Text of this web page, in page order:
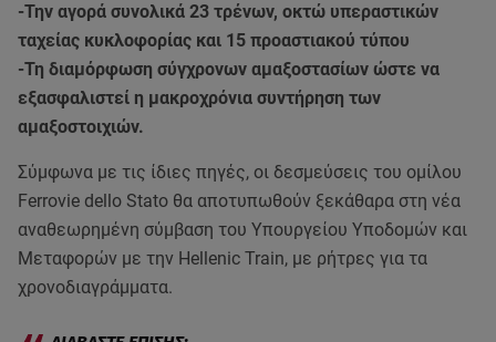
-Την αγορά συνολικά 23 τρένων, οκτώ υπεραστικών
ταχείας κυκλοφορίας και 15 προαστιακού τύπου
-Τη διαμόρφωση σύγχρονων αμαξοστασίων ώστε να
εξασφαλιστεί η μακροχρόνια συντήρηση των
αμαξοστοιχιών.
Σύμφωνα με τις ίδιες πηγές, οι δεσμεύσεις του ομίλου
Ferrovie dello Stato θα αποτυπωθούν ξεκάθαρα στη νέα
αναθεωρημένη σύμβαση του Υπουργείου Υποδομών και
Μεταφορών με την Hellenic Train, με ρήτρες για τα
χρονοδιαγράμματα.